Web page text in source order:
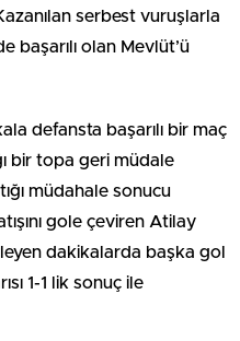
serbest vuruşlarla
başarılı olan Mevlüt’ü
defansta başarılı bir maç
bir topa geri müdale
müdahale sonucu
gole çeviren Atilay
dakikalarda başka gol
1-1 lik sonuç ile